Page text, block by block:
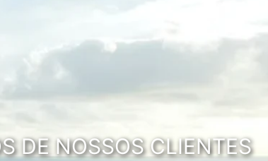
DE NOSSOS CLIENTES